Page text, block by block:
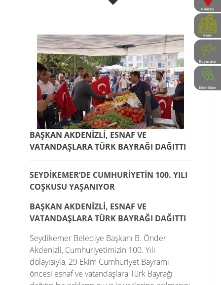
Nöbetçi
Eczaneler
Kent
Rehberi
Duyurular
Etkinlikler
BAŞKAN AKDENİZLİ, ESNAF VE
VATANDAŞLARA TÜRK BAYRAĞI DAĞITTI
SEYDİKEMER’DE CUMHURİYETİN 100. YILI
COŞKUSU YAŞANIYOR
BAŞKAN AKDENİZLİ, ESNAF VE
VATANDAŞLARA TÜRK BAYRAĞI DAĞITTI
Seydikemer Belediye Başkanı B. Önder
Akdenizli, Cumhuriyetimizin 100. Yılı
dolayısıyla, 29 Ekim Cumhuriyet Bayramı
öncesi esnaf ve vatandaşlara Türk Bayrağı